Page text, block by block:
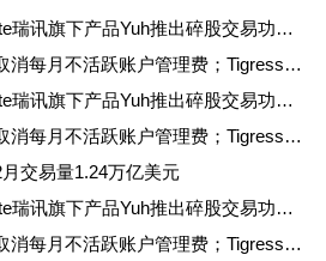
今日要闻：Swissquote瑞讯旗下产品Yuh推出碎股交易功能；A
今日要闻：盈透证券取消每月不活跃账户管理费；Tigress Fi
今日要闻：Swissquote瑞讯旗下产品Yuh推出碎股交易功能；A
今日要闻：盈透证券取消每月不活跃账户管理费；Tigress Fi
交易量1.24万亿美元
今日要闻：Swissquote瑞讯旗下产品Yuh推出碎股交易功能；A
今日要闻：盈透证券取消每月不活跃账户管理费；Tigress Fi